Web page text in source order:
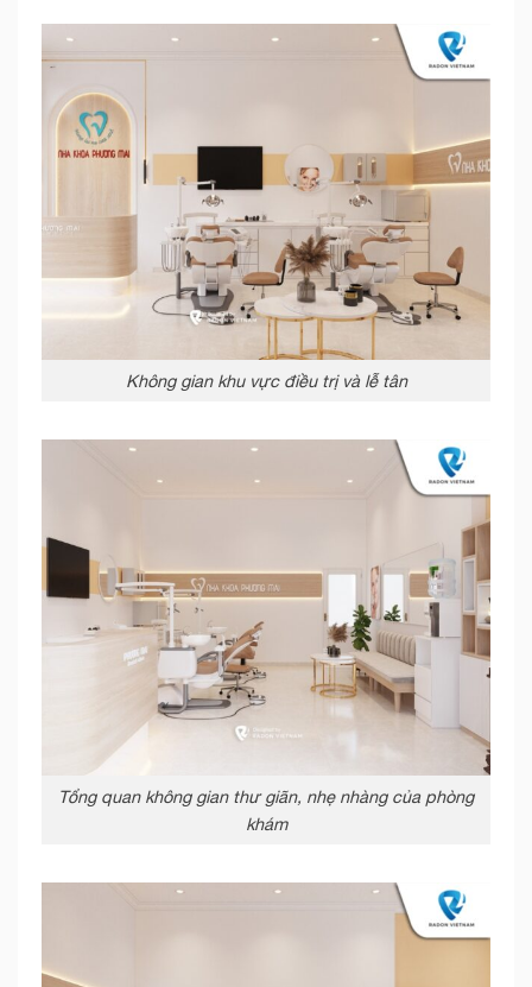
Không gian khu vực điều trị và lễ tân
Tổng quan không gian thư giãn, nhẹ nhàng của phòng
khám